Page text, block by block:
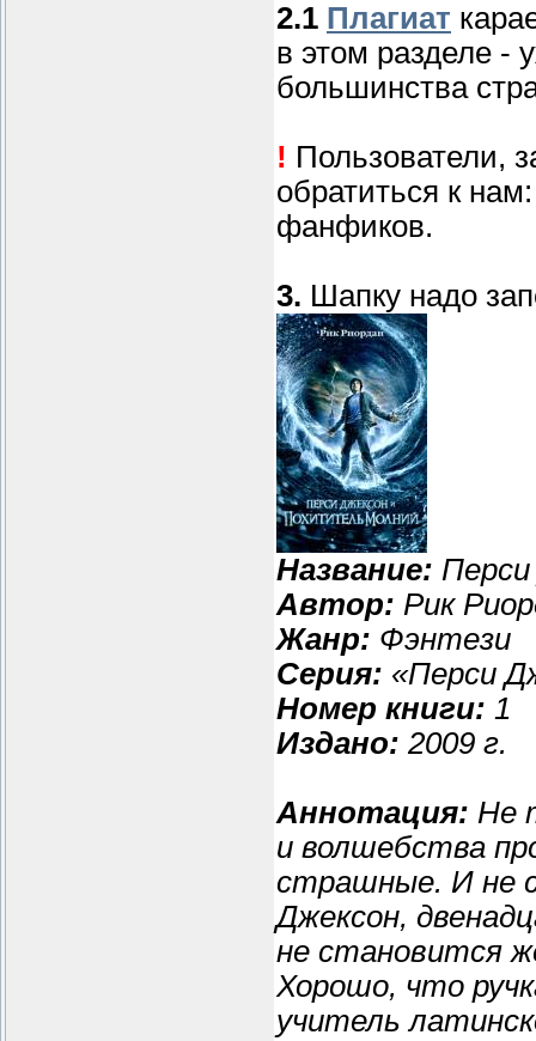
2.1 Плагиат
в этом разделе -
большинства
! Пользователи,
обратиться к
фанфиков.
3. Шапку надо
Название:
Автор: Рик
Жанр: Фэнтези
Серия: «Перси
Номер книги: 1
Издано: 2009 г.
Аннотация: Не
и волшебства
страшные. И не
Джексон,
не становится
Хорошо, что
учитель